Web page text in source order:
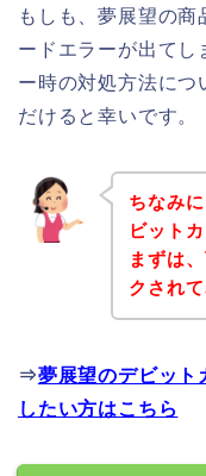
もしも、夢展望の商
ードエラーが出てし
ー時の対処方法につ
だけると幸いです。
ちなみ
ビット
まずは
クされ
⇒夢展望のデビット
したい方はこちら